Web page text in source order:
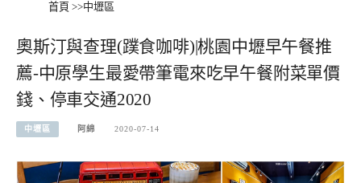
首頁 >>中壢區
奧斯汀與查理(蹼食咖啡)|桃園中壢早午餐推
薦-中原學生最愛帶筆電來吃早午餐附菜單價
錢、停車交通2020
中壢區 阿綿 2020-07-14